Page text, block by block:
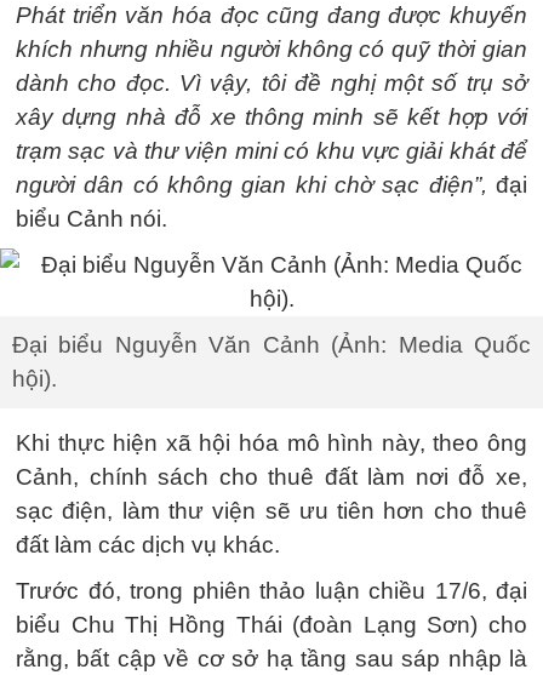
Phát triển văn hóa đọc cũng đang được khuyến
khích nhưng nhiều người không có quỹ thời gian
dành cho đọc. Vì vậy, tôi đề nghị một số trụ sở
xây dựng nhà đỗ xe thông minh sẽ kết hợp với
trạm sạc và thư viện mini có khu vực giải khát để
người dân có không gian khi chờ sạc điện”, đại
biểu Cảnh nói.
Đại biểu Nguyễn Văn Cảnh (Ảnh: Media Quốc
hội).
Khi thực hiện xã hội hóa mô hình này, theo ông
Cảnh, chính sách cho thuê đất làm nơi đỗ xe,
sạc điện, làm thư viện sẽ ưu tiên hơn cho thuê
đất làm các dịch vụ khác.
Trước đó, trong phiên thảo luận chiều 17/6, đại
biểu Chu Thị Hồng Thái (đoàn Lạng Sơn) cho
rằng, bất cập về cơ sở hạ tầng sau sáp nhập là